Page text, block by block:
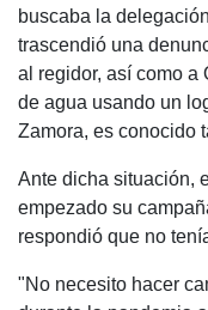
buscaba la
trascendió una
al regidor, así como a
de agua usando un
Zamora, es conocido
Ante dicha situación,
empezado su
respondió que no
"No necesito hacer